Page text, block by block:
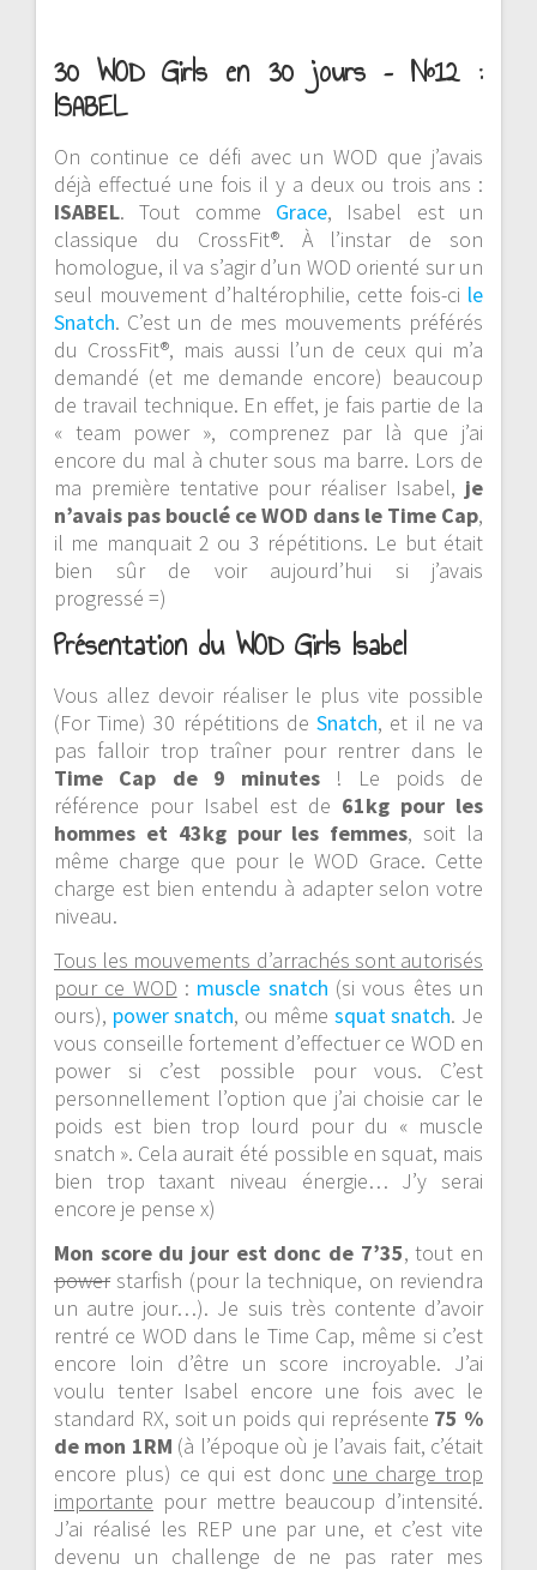
30 WOD Girls en 30 jours – N°12 :
ISABEL
On continue ce défi avec un WOD que j’avais
déjà effectué une fois il y a deux ou trois ans :
ISABEL. Tout comme Grace, Isabel est un
classique du CrossFit®. À l’instar de son
homologue, il va s’agir d’un WOD orienté sur un
seul mouvement d’haltérophilie, cette fois-ci le
Snatch. C’est un de mes mouvements préférés
du CrossFit®, mais aussi l’un de ceux qui m’a
demandé (et me demande encore) beaucoup
de travail technique. En effet, je fais partie de la
« team power », comprenez par là que j’ai
encore du mal à chuter sous ma barre. Lors de
ma première tentative pour réaliser Isabel, je
n’avais pas bouclé ce WOD dans le Time Cap,
il me manquait 2 ou 3 répétitions. Le but était
bien sûr de voir aujourd’hui si j’avais
progressé =)
Présentation du WOD Girls Isabel
Vous allez devoir réaliser le plus vite possible
(For Time) 30 répétitions deSnatch, et il ne va
pas falloir trop traîner pour rentrer dans le
Time Cap de 9 minutes ! Le poids de
référence pour Isabel est de 61kg pour les
hommes et 43kg pour les femmes, soit la
même charge que pour le WOD Grace. Cette
charge est bien entendu à adapter selon votre
niveau.
Tous les mouvements d’arrachés sont autorisés
pour ce WOD : muscle snatch (si vous êtes un
ours), power snatch, ou même squat snatch. Je
vous conseille fortement d’effectuer ce WOD en
power si c’est possible pour vous. C’est
personnellement l’option que j’ai choisie car le
poids est bien trop lourd pour du « muscle
snatch ». Cela aurait été possible en squat, mais
bien trop taxant niveau énergie… J’y serai
encore je pense x)
Mon score du jour est donc de 7’35, tout en
powerstarfish (pour la technique, on reviendra
un autre jour…). Je suis très contente d’avoir
rentré ce WOD dans le Time Cap, même si c’est
encore loin d’être un score incroyable. J’ai
voulu tenter Isabel encore une fois avec le
standard RX, soit un poids qui représente 75 %
de mon 1RM (à l’époque où je l’avais fait, c’était
encore plus) ce qui est donc une charge trop
importante pour mettre beaucoup d’intensité.
J’ai réalisé les REP une par une, et c’est vite
devenu un challenge de ne pas rater mes